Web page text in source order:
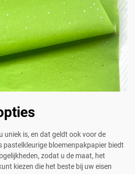
uniek is, en dat geldt ook voor de
pastelkleurige bloemenpakpapier biedt
zodat u de maat, het
kiezen die het beste bij uw eisen